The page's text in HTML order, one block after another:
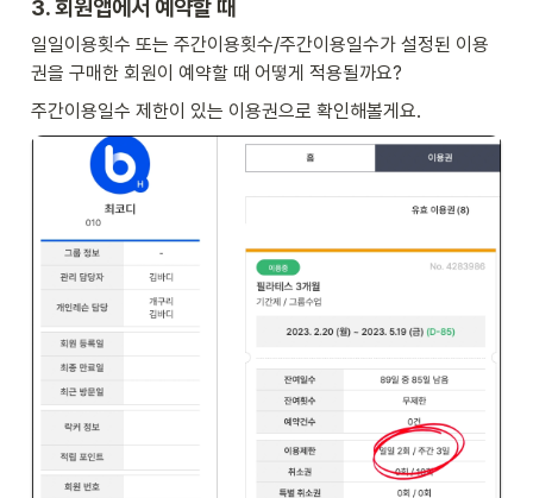
3. 회원앱에서 예약할 때
일일이용횟수 또는 주간이용횟수/주간이용일수가 설정된 이용
권을 구매한 회원이 예약할 때 어떻게 적용될까요?
주간이용일수 제한이 있는 이용권으로 확인해볼게요.